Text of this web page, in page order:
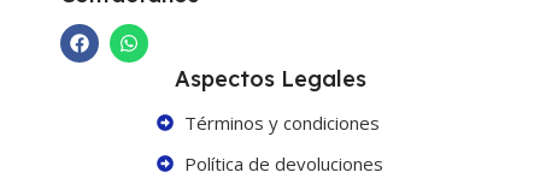
Aspectos Legales
Términos y condiciones
Política de devoluciones